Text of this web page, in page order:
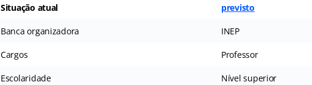
Situação atual previsto
Banca organizadora INEP
Cargos Professor
Escolaridade Nível superior